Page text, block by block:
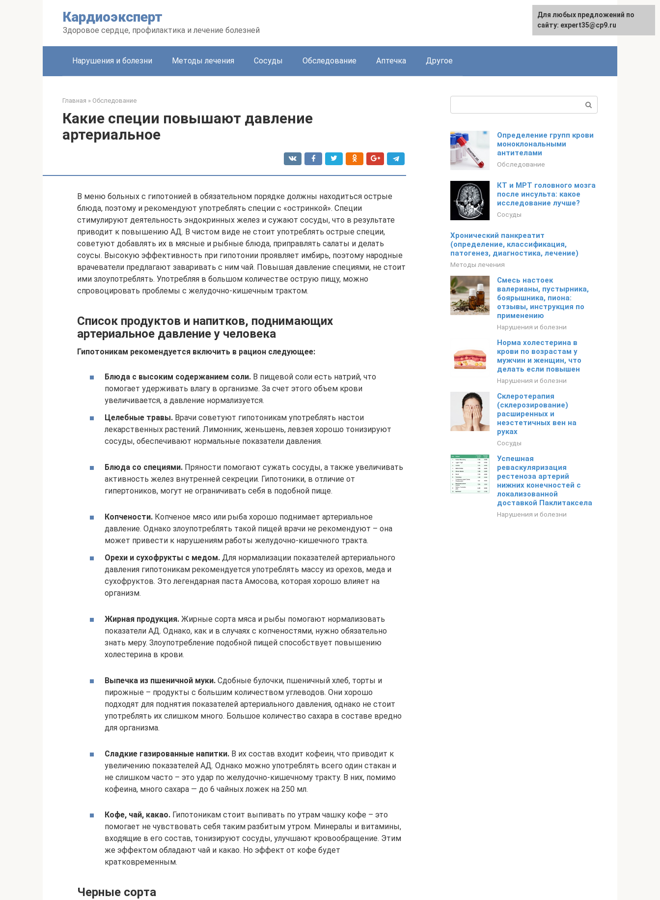
Кардиоэксперт
Здоровое сердце, профилактика и лечение болезней
Нарушения и болезни Методы лечения Сосуды Обследование Аптечка Другое
Главная » Обследование
Какие специи повышают давление
артериальное
В меню больных с гипотонией в обязательном порядке должны находиться острые
блюда, поэтому и рекомендуют употреблять специи с «остринкой». Специи
стимулируют деятельность эндокринных желез и сужают сосуды, что в результате
приводит к повышению АД. В чистом виде не стоит употреблять острые специи,
советуют добавлять их в мясные и рыбные блюда, приправлять салаты и делать
соусы. Высокую эффективность при гипотонии проявляет имбирь, поэтому народные
врачеватели предлагают заваривать с ним чай. Повышая давление специями, не стоит
ими злоупотреблять. Употребляя в большом количестве острую пищу, можно
спровоцировать проблемы с желудочно-кишечным трактом.
Список продуктов и напитков, поднимающих
артериальное давление у человека
Гипотоникам рекомендуется включить в рацион следующее:
Блюда с высоким содержанием соли. В пищевой соли есть натрий, что
помогает удерживать влагу в организме. За счет этого объем крови
увеличивается, а давление нормализуется.
Целебные травы. Врачи советуют гипотоникам употреблять настои
лекарственных растений. Лимонник, женьшень, левзея хорошо тонизируют
сосуды, обеспечивают нормальные показатели давления.
Блюда со специями. Пряности помогают сужать сосуды, а также увеличивать
активность желез внутренней секреции. Гипотоники, в отличие от
гипертоников, могут не ограничивать себя в подобной пище.
Копчености. Копченое мясо или рыба хорошо поднимает артериальное
давление. Однако злоупотреблять такой пищей врачи не рекомендуют – она
может привести к нарушениям работы желудочно-кишечного тракта.
Орехи и сухофрукты с медом. Для нормализации показателей артериального
давления гипотоникам рекомендуется употреблять массу из орехов, меда и
сухофруктов. Это легендарная паста Амосова, которая хорошо влияет на
организм.
Жирная продукция. Жирные сорта мяса и рыбы помогают нормализовать
показатели АД. Однако, как и в случаях с копченостями, нужно обязательно
знать меру. Злоупотребление подобной пищей способствует повышению
холестерина в крови.
Выпечка из пшеничной муки. Сдобные булочки, пшеничный хлеб, торты и
пирожные – продукты с большим количеством углеводов. Они хорошо
подходят для поднятия показателей артериального давления, однако не стоит
употреблять их слишком много. Большое количество сахара в составе вредно
для организма.
Сладкие газированные напитки. В их состав входит кофеин, что приводит к
увеличению показателей АД. Однако можно употреблять всего один стакан и
не слишком часто – это удар по желудочно-кишечному тракту. В них, помимо
кофеина, много сахара — до 6 чайных ложек на 250 мл.
Кофе, чай, какао. Гипотоникам стоит выпивать по утрам чашку кофе – это
помогает не чувствовать себя таким разбитым утром. Минералы и витамины,
входящие в его состав, тонизируют сосуды, улучшают кровообращение. Этим
же эффектом обладают чай и какао. Но эффект от кофе будет
кратковременным.
Черные сорта
Определение групп крови
моноклональными
антителами
Обследование
КТ и МРТ головного мозга
после инсульта: какое
исследование лучше?
Сосуды
Хронический панкреатит
(определение, классификация,
патогенез, диагностика, лечение)
Методы лечения
Смесь настоек
валерианы, пустырника,
боярышника, пиона:
отзывы, инструкция по
применению
Нарушения и болезни
Норма холестерина в
крови по возрастам у
мужчин и женщин, что
делать если повышен
Нарушения и болезни
Склеротерапия
(склерозирование)
расширенных и
неэстетичных вен на
руках
Сосуды
Успешная
реваскуляризация
рестеноза артерий
нижних конечностей с
локализованной
доставкой Паклитаксела
Нарушения и болезни
Для любых предложений по
сайту: expert35@cp9.ru